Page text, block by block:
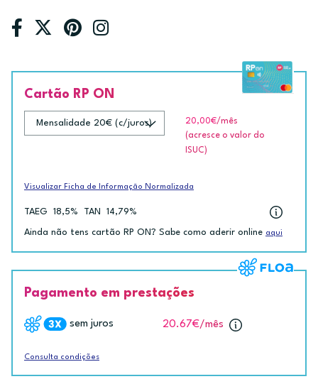
Cartão RP ON
20,00€/mês
(acresce o valor do
ISUC)
Visualizar Ficha de Informação Normalizada
TAEG 18,5% TAN 14,79%
Ainda não tens cartão RP ON? Sabe como aderir online aqui
Pagamento em prestações
sem juros 20.67€/mês
Consulta condições